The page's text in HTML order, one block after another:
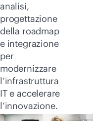
analisi,
progettazione
della roadmap
e integrazione
per
modernizzare
l’infrastruttura
IT e accelerare
l’innovazione.